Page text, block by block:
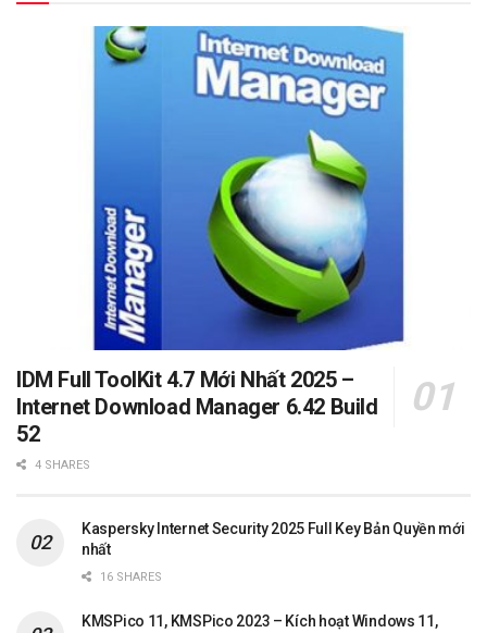
IDM Full ToolKit 4.7 Mới Nhất 2025 –
Internet Download Manager 6.42 Build
52
4 SHARES
Kaspersky Internet Security 2025 Full Key Bản Quyền mới
nhất
16 SHARES
KMSPico 11, KMSPico 2023 – Kích hoạt Windows 11,